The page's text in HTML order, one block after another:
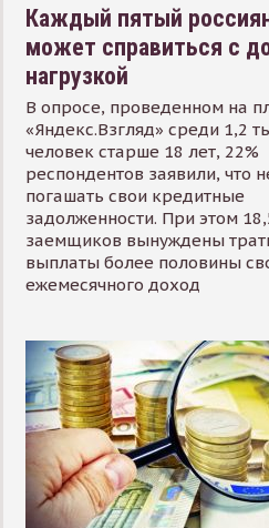
Каждый пятый
может справиться с
нагрузкой
В опросе, проведенном на
«Яндекс.Взгляд» среди 1,2
человек старше 18 лет, 22%
респондентов заявили, что
погашать свои кредитные
задолженности. При этом
заемщиков вынуждены
выплаты более половины
ежемесячного доход